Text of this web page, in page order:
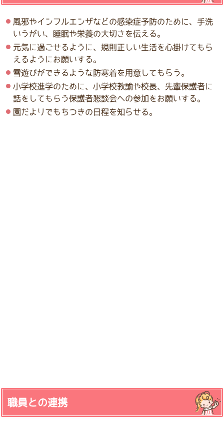
風邪やインフルエンザなどの感染症予防のために、手洗
いうがい、睡眠や栄養の大切さを伝える。
元気に過ごせるように、規則正しい生活を心掛けてもら
えるようにお願いする。
雪遊びができるような防寒着を用意してもらう。
小学校進学のために、小学校教諭や校長、先輩保護者に
話をしてもらう保護者懇談会への参加をお願いする。
園だよりでもちつきの日程を知らせる。
職員との連携